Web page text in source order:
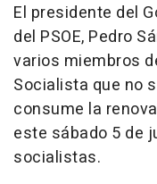
El presidente del
del PSOE, Pedro
varios miembros
Socialista que no
consume la
este sábado 5 de
socialistas.